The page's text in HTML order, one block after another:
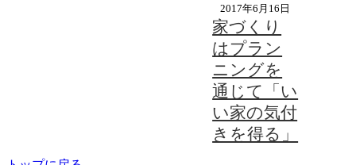
2017年6月16日
家づくり
はプラン
ニングを
通じて「い
い家の気付
きを得る」